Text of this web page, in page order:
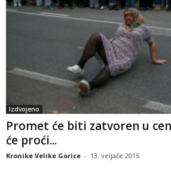
Izdvojeno
Promet će biti zatvoren u
će proći...
Kronike Velike Gorice - 13. veljače 2015